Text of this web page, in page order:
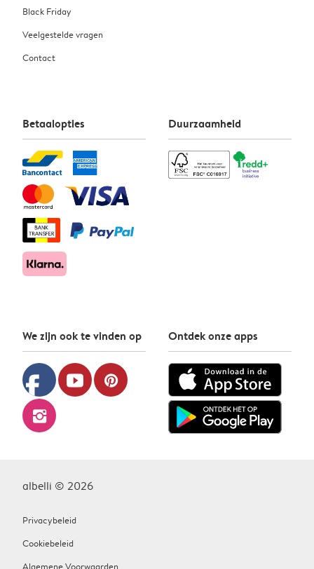
Black Friday
Veelgestelde vragen
Contact
Betaalopties Duurzaamheid
We zijn ook te vinden op
facebook youtube pinterest
instagram
Ontdek onze apps
albelli © 2026
Privacybeleid
Cookiebeleid
Algemene Voorwaarden